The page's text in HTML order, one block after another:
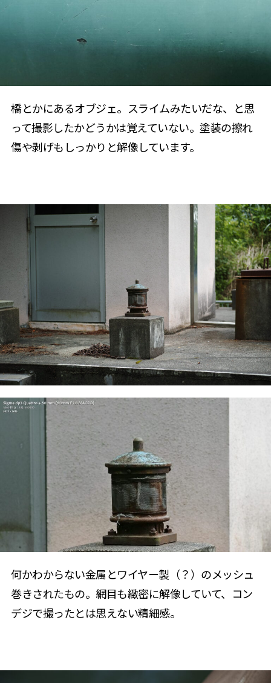
橋とかにあるオブジェ。スライムみたいだな、と思
って撮影したかどうかは覚えていない。塗装の擦れ
傷や剥げもしっかりと解像しています。
何かわからない金属とワイヤー製（？）のメッシュ
巻きされたもの。網目も緻密に解像していて、コン
デジで撮ったとは思えない精細感。